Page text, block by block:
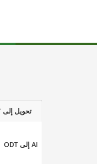
تحويل إلى ODT
AI إلى ODT